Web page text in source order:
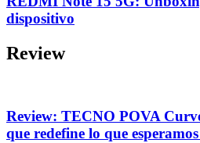
dispositivo
Review
Review: TECNO POVA
que redefine lo que